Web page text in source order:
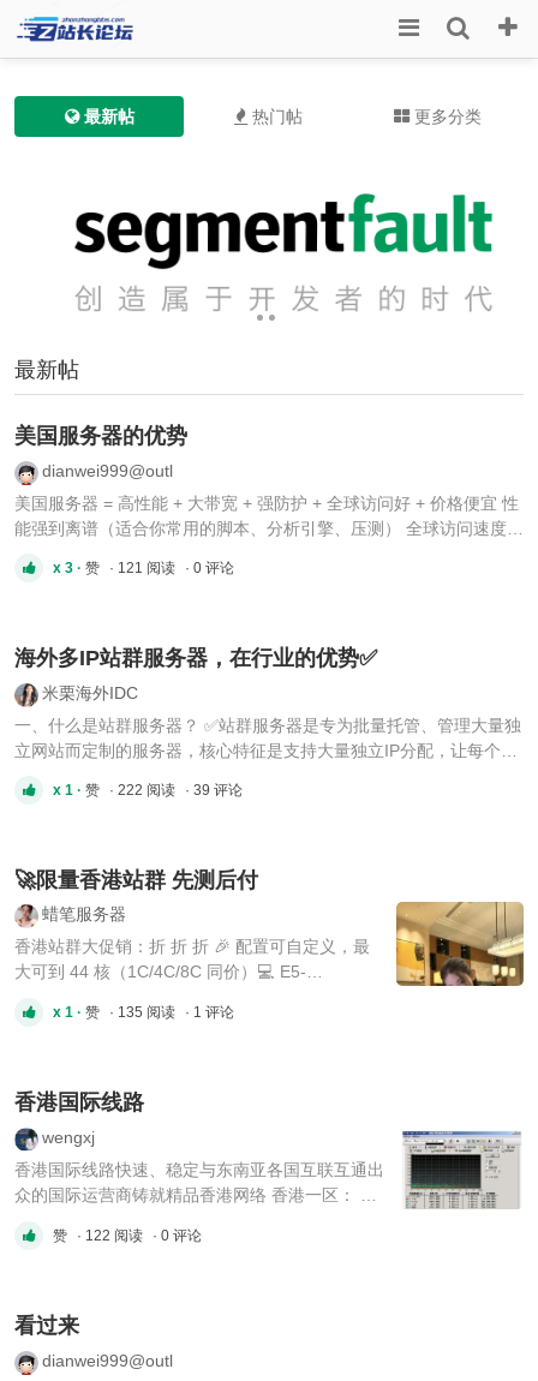
最新帖 热门帖 更多分类
最新帖
美国服务器的优势
dianwei999@outl
美国服务器 = 高性能 + 大带宽 + 强防护 + 全球访问好 + 价格便宜 性
能强到离谱（适合你常用的脚本、分析引擎、压测） 全球访问速度均
户访问 [*]TG、海外 API [*]跨境网站 [*]CDN 源站 [*]海外镜像 [*]美国
x 3 · 赞 · 121 阅读 · 0 评论
海外多IP站群服务器，在行业的优势✅
米栗海外IDC
一、什么是站群服务器？ ✅站群服务器是专为批量托管、管理大量独
立网站而定制的服务器，核心特征是支持大量独立IP分配，让每个网
什么？ ✅多个独立IP，一站点一IP互不牵连，防关联防风控，批量建
x 1 · 赞 · 222 阅读 · 39 评论
🚀限量香港站群 先测后付
蜡笔服务器
香港站群大促销：折 折 折 🎉 配置可自定义，最
大可到 44 核（1C/4C/8C 同价）💻 E5-
2650*2/32G/1T SSD/50M 支持 24 小时测试 ⏱️，
3795091076 ...
x 1 · 赞 · 135 阅读 · 1 评论
香港国际线路
wengxj
香港国际线路快速、稳定与东南亚各国互联互通出
众的国际运营商铸就精品香港网络 香港一区： 1
个月 × 1台￥52.70 2核(CPU)2G(内存)1M(带
月 × 1台￥112.70 8核(CPU)8G(内存)1M(带
赞 · 122 阅读 · 0 评论
看过来
dianwei999@outl